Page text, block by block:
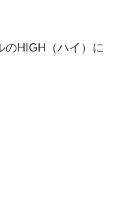
HIGH（ハイ） に